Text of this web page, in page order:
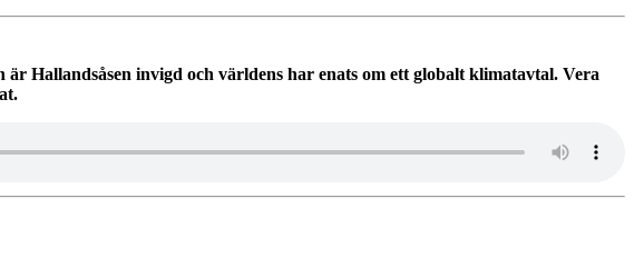
Hallandsåsen invigd och världens har enats om ett globalt klimatavtal. Vera